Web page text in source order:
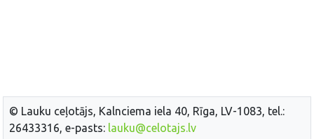
© Lauku ceļotājs, Kalnciema iela 40, Rīga, LV-1083, tel.:
26433316, e-pasts: lauku@celotajs.lv